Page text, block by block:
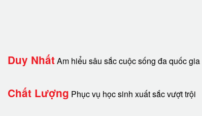
Duy NhấtAm hiểu sâu sắc cuộc sống đa quốc gia
Chất Lượng Phục vụ học sinh xuất sắc vượt trội